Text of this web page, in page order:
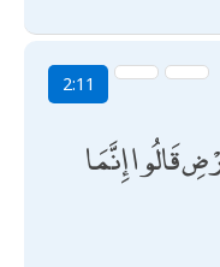
2:11
قَالُوا إِنَّمَا